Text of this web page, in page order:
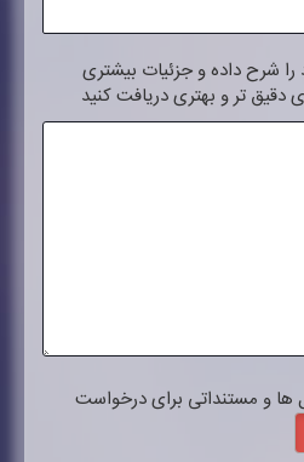
شرح داده و جزئیات بیشتری
دقیق تر و بهتری دریافت کنید
ها و مستنداتی برای درخواست